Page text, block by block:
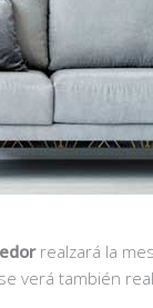
realzará la
verá también